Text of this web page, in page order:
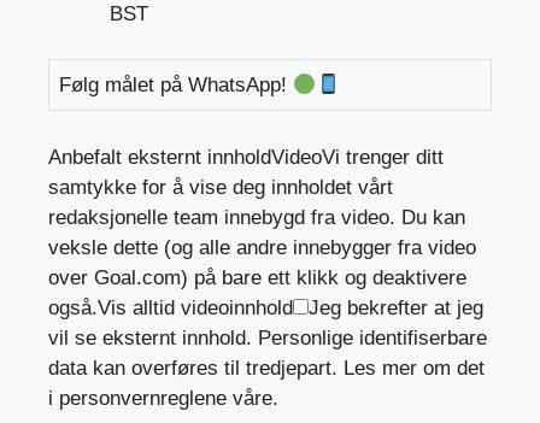
BST
Følg målet på WhatsApp!
Anbefalt eksternt innholdVideoVi trenger ditt
samtykke for å vise deg innholdet vårt
redaksjonelle team innebygd fra video. Du kan
veksle dette (og alle andre innebygger fra video
over Goal.com) på bare ett klikk og deaktivere
også.Vis alltid videoinnhold
Jeg bekrefter at jeg
vil se eksternt innhold. Personlige identifiserbare
data kan overføres til tredjepart. Les mer om det
i personvernreglene våre.